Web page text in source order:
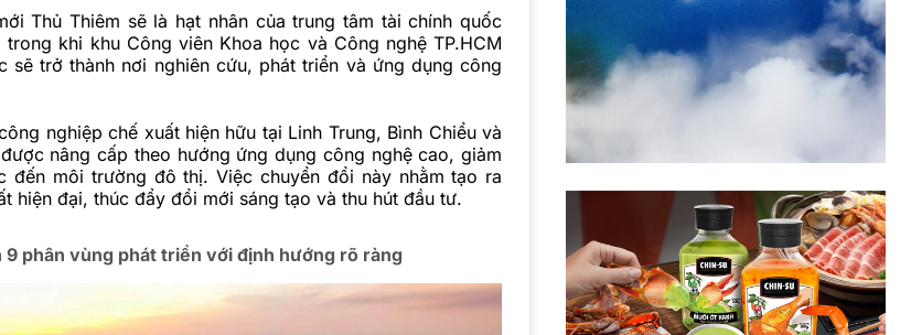
Thủ Thiêm sẽ là hạt nhân của trung tâm tài chính quốc
khi khu Công viên Khoa học và Công nghệ TP.HCM
sẽ trở thành nơi nghiên cứu, phát triển và ứng dụng công
nghiệp chế xuất hiện hữu tại Linh Trung, Bình Chiểu và
nâng cấp theo hướng ứng dụng công nghệ cao, giảm
đến môi trường đô thị. Việc chuyển đổi này nhằm tạo ra
hiện đại, thúc đẩy đổi mới sáng tạo và thu hút đầu tư.
9 phân vùng phát triển với định hướng rõ ràng